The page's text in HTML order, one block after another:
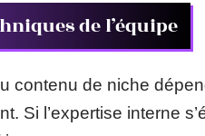
de l’équipe
contenu de niche
Si l’expertise interne